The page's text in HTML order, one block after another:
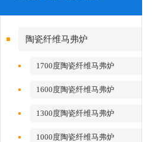
陶瓷纤维马弗炉
1700度陶瓷纤维马弗炉
1600度陶瓷纤维马弗炉
1300度陶瓷纤维马弗炉
1000度陶瓷纤维马弗炉